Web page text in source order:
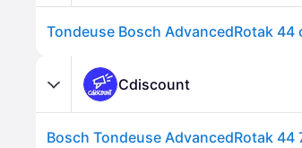
Tondeuse Bosch AdvancedRotak 44
Cdiscount
Bosch Tondeuse AdvancedRotak 44